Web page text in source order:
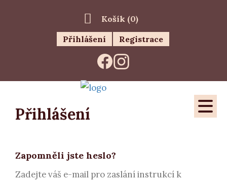
Košík (0)
Přihlášení
Registrace
Přihlášení
Zapomněli jste heslo?
Zadejte váš e-mail pro zaslání instrukcí k